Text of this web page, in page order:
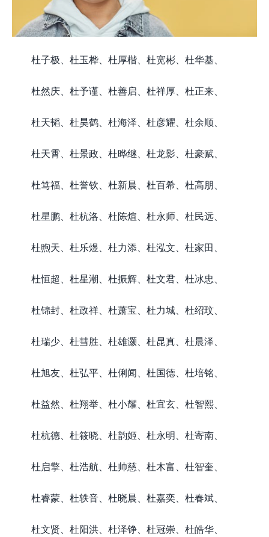
杜子极、杜玉桦、杜厚楷、杜宽彬、杜华基、
杜然庆、杜予谨、杜善启、杜祥厚、杜正来、
杜天韬、杜昊鹤、杜海泽、杜彦耀、杜余顺、
杜天霄、杜景政、杜晔继、杜龙影、杜豪赋、
杜笃福、杜誉钦、杜新晨、杜百希、杜高朋、
杜星鹏、杜杭洛、杜陈煊、杜永师、杜民远、
杜煦天、杜乐煜、杜力添、杜泓文、杜家田、
杜恒超、杜星潮、杜振辉、杜文君、杜冰忠、
杜锦封、杜政祥、杜萧宝、杜力城、杜绍玟、
杜瑞少、杜彗胜、杜雄灏、杜昆真、杜晨泽、
杜旭友、杜弘平、杜俐闻、杜国德、杜培铭、
杜益然、杜翔举、杜小耀、杜宜玄、杜智熙、
杜杭德、杜筱晓、杜韵姬、杜永明、杜寄南、
杜启擎、杜浩航、杜帅慈、杜木富、杜智奎、
杜睿蒙、杜轶音、杜晓晨、杜嘉奕、杜春斌、
杜文贤、杜阳洪、杜泽铮、杜冠崇、杜皓华、